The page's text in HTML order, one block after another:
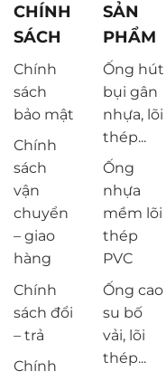
CHÍNH
SÁCH
Chính
sách
bảo mật
Chính
sách
vận
chuyển
– giao
hàng
Chính
sách đổi
– trả
Chính
SẢN
PHẨM
Ống hút
bụi gân
nhựa, lõi
thép...
Ống
nhựa
mềm lõi
thép
PVC
Ống cao
su bố
vải, lõi
thép...